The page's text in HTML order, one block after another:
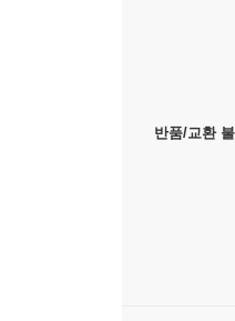
반품/교환